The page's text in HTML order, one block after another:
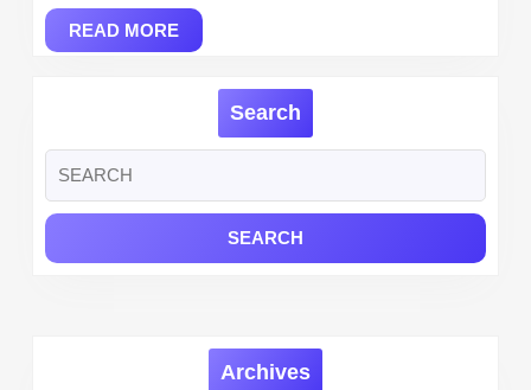
READ MOREREAD
MORE
Search
for:
Archives